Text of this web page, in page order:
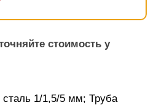
стоимость у
сталь 1/1,5/5 мм; Труба